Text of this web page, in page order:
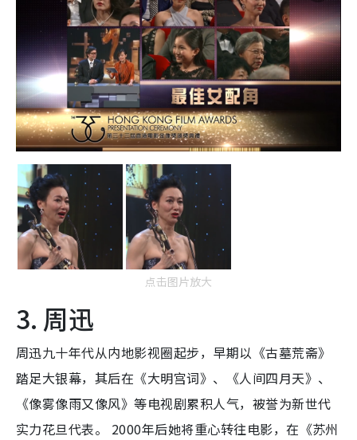
点击图片放大
3. 周迅
周迅九十年代从内地影视圈起步，早期以《古墓荒斋》
踏足大银幕，其后在《大明宫词》、《人间四月天》、
《像雾像雨又像风》等电视剧累积人气，被誉为新世代
实力花旦代表。 2000年后她将重心转往电影，在《苏州